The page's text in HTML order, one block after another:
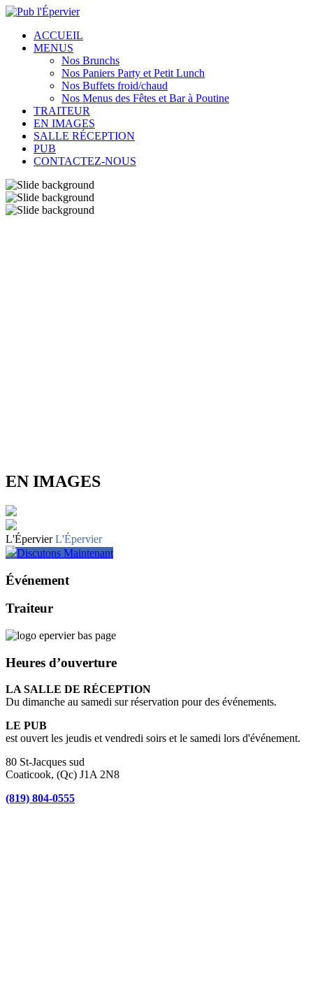
ACCUEIL
MENUS
Nos Brunchs
Nos Paniers Party et Petit Lunch
Nos Buffets froid/chaud
Nos Menus des Fêtes et Bar à Poutine
TRAITEUR
EN IMAGES
SALLE RÉCEPTION
PUB
CONTACTEZ-NOUS
EN IMAGES
L'Épervier L'Épervier
Discutons Maintenant
Événement
Traiteur
Heures d’ouverture
LA SALLE DE RÉCEPTION
Du dimanche au samedi sur réservation pour des événements.
LE PUB
est ouvert les jeudis et vendredi soirs et le samedi lors d'événement.
80 St-Jacques sud
Coaticook, (Qc) J1A 2N8
(819) 804-0555